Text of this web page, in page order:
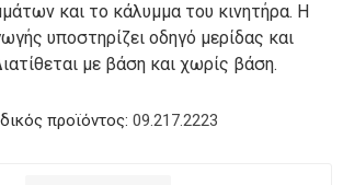
και το κάλυμμα του κινητήρα. Η
υποστηρίζει οδηγό μερίδας και
με βάση και χωρίς βάση.
προϊόντος: 09.217.2223